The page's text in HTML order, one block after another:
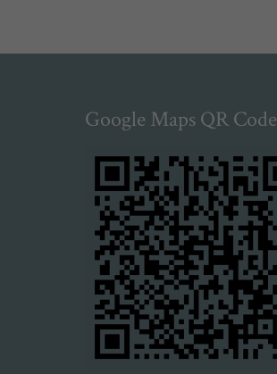
Google Maps QR Code